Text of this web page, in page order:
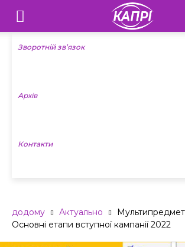
Телебачення
«Капрі»
Новини
Зворотній зв’язок
Архів
Контакти
додому Актуально
Основні етапи вступної кампанії 2022